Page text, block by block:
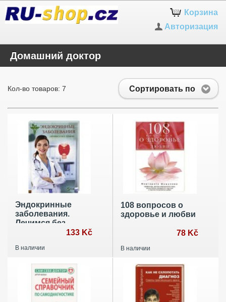
Корзина
Авторизация
Домашний доктор
Сортировать по
Кол-во товаров: 7
Эндокринные
заболевания.
Лечимся без
133 Kč
В наличии
108 вопросов о
здоровье и любви
78 Kč
В наличии